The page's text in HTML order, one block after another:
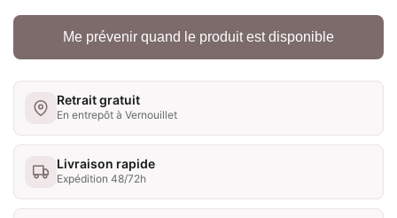
Me prévenir quand le produit est disponible
Retrait gratuit
En entrepôt à Vernouillet
Livraison rapide
Expédition 48/72h